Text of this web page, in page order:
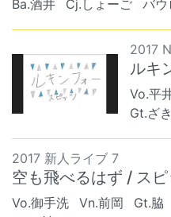
Ba.酒井
Cj.しょーご バウ
2017
ルキ
Vo.平
Gt.ざき
2017 新人ライブ 7
空も飛べるはず / スピ
Vo.御手洗 Vn.前岡 Gt.脇